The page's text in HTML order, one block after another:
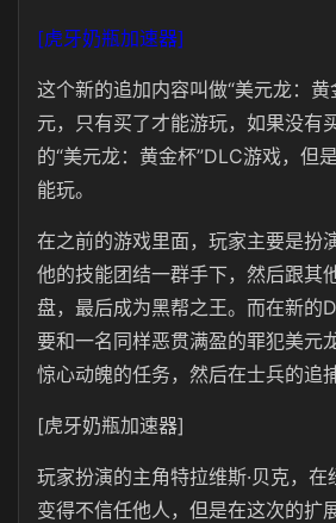
[虎牙奶瓶加速器]
这个新的追加内容叫做“美元龙：
元，只有买了才能游玩，如果没有
的“美元龙：黄金杯”DLC游戏，但
能玩。
在之前的游戏里面，玩家主要是扮
他的技能团结一群手下，然后跟其
盘，最后成为黑帮之王。而在新的
要和一名同样恶贯满盈的罪犯美元
惊心动魄的任务，然后在士兵的追
[虎牙奶瓶加速器]
玩家扮演的主角特拉维斯·贝克，
变得不信任他人，但是在这次的扩